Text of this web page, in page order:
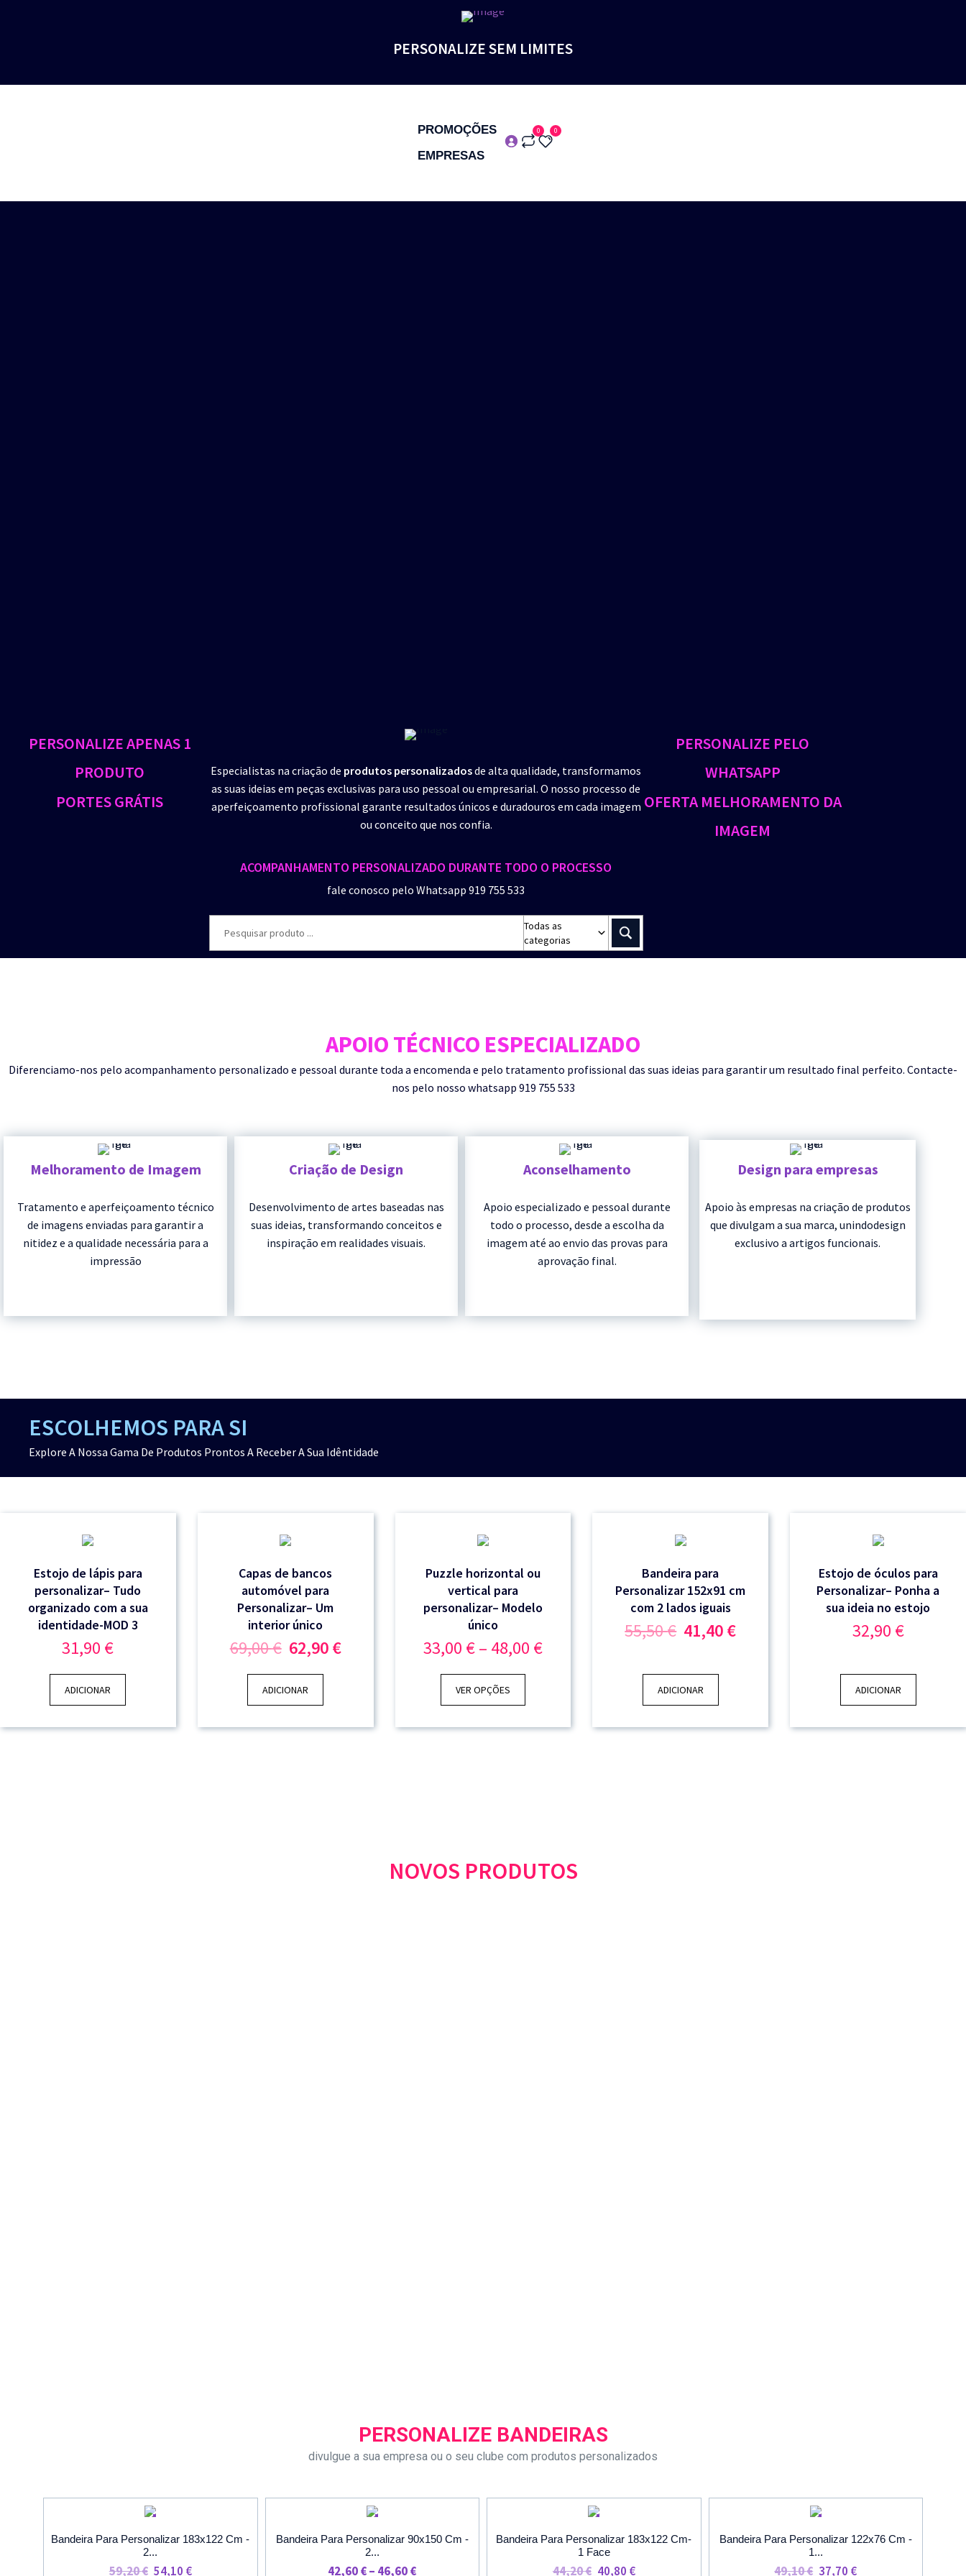
PERSONALIZE SEM LIMITES
PROMOÇÕES
EMPRESAS
0 0
PERSONALIZE APENAS 1
PRODUTO
PORTES GRÁTIS
Especialistas na criação de produtos personalizadosde alta qualidade, transformamos
as suas ideias em peças exclusivas para uso pessoal ou empresarial. O nosso processo de
aperfeiçoamento profissional garante resultados únicos e duradouros em cada imagem
ou conceito que nos confia.
ACOMPANHAMENTO PERSONALIZADO DURANTE TODO O PROCESSO
fale conosco pelo Whatsapp 919 755 533
Todas as
categorias
PERSONALIZE PELO
WHATSAPP
OFERTA MELHORAMENTO DA
IMAGEM
APOIO TÉCNICO ESPECIALIZADO
Diferenciamo-nos pelo acompanhamento personalizado e pessoal durante toda a encomenda e pelo tratamento profissional das suas ideias para garantir um resultado final perfeito. Contacte-
nos pelo nosso whatsapp 919 755 533
Melhoramento de Imagem
Tratamento e aperfeiçoamento técnico
de imagens enviadas para garantir a
nitidez e a qualidade necessária para a
impressão
Criação de Design
Desenvolvimento de artes baseadas nas
suas ideias, transformando conceitos e
inspiração em realidades visuais.
Aconselhamento
Apoio especializado e pessoal durante
todo o processo, desde a escolha da
imagem até ao envio das provas para
aprovação final.
Design para empresas
Apoio às empresas na criação de produtos
que divulgam a sua marca, unindodesign
exclusivo a artigos funcionais.
ESCOLHEMOS PARA SI
Explore A Nossa Gama De Produtos Prontos A Receber A Sua Idêntidade
Estojo de lápis para
personalizar– Tudo
organizado com a sua
identidade-MOD 3
31,90 €
ADICIONAR
Capas de bancos
automóvel para
Personalizar– Um
interior único
69,00€ O
preço
original
era:
69,00 €.
62,90€O
ADICIONAR
Puzzle horizontal ou
vertical para
personalizar– Modelo
único
33,00 €– 48,00 €Price
VER OPÇÕES
Bandeira para
Personalizar 152x91 cm
com 2 lados iguais
55,50€ O
preço
era:
55,50 €.
41,40€O
ADICIONAR
Estojo de óculos para
Personalizar– Ponha a
sua ideia no estojo
32,90 €
ADICIONAR
NOVOS PRODUTOS
PERSONALIZE BANDEIRAS
divulgue a sua empresa ou o seu clube com produtos personalizados
Bandeira Para Personalizar 183x122 Cm -
2...
59,20€ O
54,10 €O
Bandeira Para Personalizar 90x150 Cm -
2...
42,60€– 46,60€Price
Bandeira Para Personalizar 183x122 Cm-
1 Face
44,20€ O
40,80 €O
Bandeira Para Personalizar 122x76 Cm -
1...
49,10€ O
37,70 €O